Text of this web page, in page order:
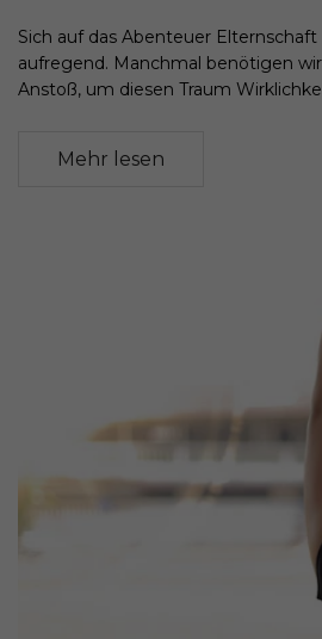
Sich auf das Abenteuer Elternschaft
aufregend. Manchmal benötigen
Anstoß, um diesen Traum
Mehr lesen